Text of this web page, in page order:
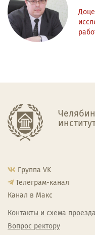
Группа VK
Телеграм-канал
Канал в Макс
Контакты и схема проезда
Вопрос ректору